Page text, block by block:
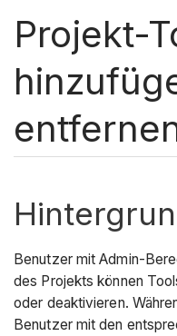
Projekt-
Benutzer mit Admin-
des Projekts können
oder deaktivieren.
Benutzer mit den